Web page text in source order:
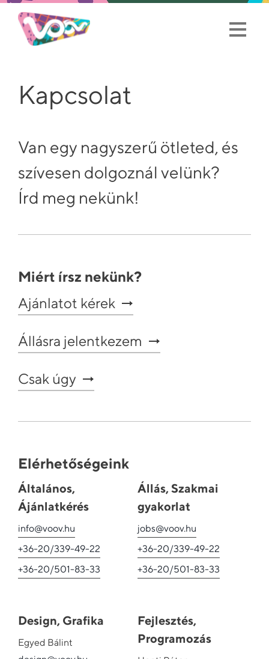
Kapcsolat
Van egy nagyszerű ötleted, és
szívesen dolgoznál velünk?
Írd meg nekünk!
Miért írsz nekünk?
Ajánlatot kérek
Állásra jelentkezem
Csak úgy
Elérhetőségeink
Általános,
Ájánlatkérés
info@voov.hu
+36-20/339-49-22
+36-20/501-83-33
Design, Grafika
Egyed Bálint
Állás, Szakmai
gyakorlat
jobs@voov.hu
+36-20/339-49-22
+36-20/501-83-33
Fejlesztés,
Programozás